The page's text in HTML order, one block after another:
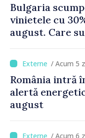
Bulgaria
vinietele cu
august. Care
/ Acum 5
România intră
alertă
august
/ Acum 6